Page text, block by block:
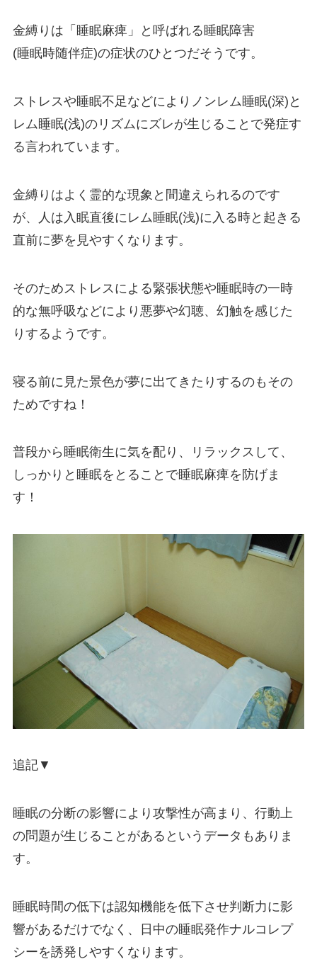
金縛りは「睡眠麻痺」と呼ばれる睡眠障害
(睡眠時随伴症)の症状のひとつだそうです。
ストレスや睡眠不足などによりノンレム睡眠(深)と
レム睡眠(浅)のリズムにズレが生じることで発症す
る言われています。
金縛りはよく霊的な現象と間違えられるのです
が、人は入眠直後にレム睡眠(浅)に入る時と起きる
直前に夢を見やすくなります。
そのためストレスによる緊張状態や睡眠時の一時
的な無呼吸などにより悪夢や幻聴、幻触を感じた
りするようです。
寝る前に見た景色が夢に出てきたりするのもその
ためですね！
普段から睡眠衛生に気を配り、リラックスして、
しっかりと睡眠をとることで睡眠麻痺を防げま
す！
追記▼
睡眠の分断の影響により攻撃性が高まり、行動上
の問題が生じることがあるというデータもありま
す。
睡眠時間の低下は認知機能を低下させ判断力に影
響があるだけでなく、日中の睡眠発作ナルコレプ
シーを誘発しやすくなります。